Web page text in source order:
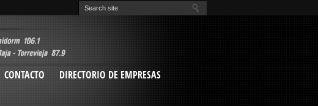
CONTACTO
DIRECTORIO DE EMPRESAS